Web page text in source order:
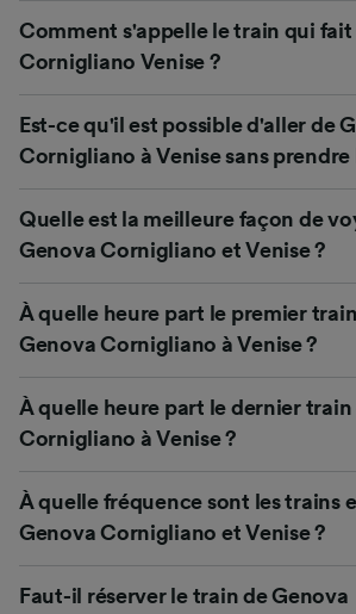
Comment s'appelle le train qui fait
Cornigliano Venise ?
Est-ce qu'il est possible d'aller de
Cornigliano à Venise sans prendre
Quelle est la meilleure façon de
Genova Cornigliano et Venise ?
À quelle heure part le premier
Genova Cornigliano à Venise ?
À quelle heure part le dernier train
Cornigliano à Venise ?
À quelle fréquence sont les trains
Genova Cornigliano et Venise ?
Faut-il réserver le train de Genova